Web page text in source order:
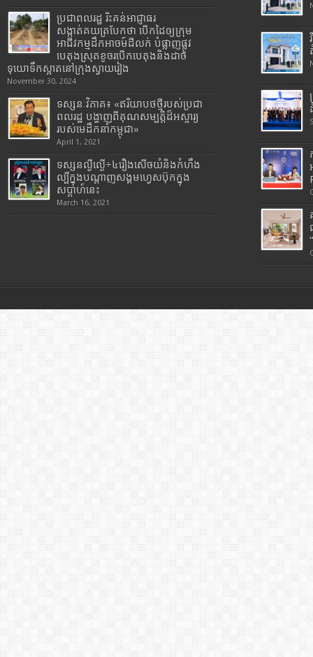
ប្រជាពលរដ្ឋ រិះគន់អាជ្ញាធរ
សង្កាត់គយត្របែកថា បើកដៃឲ្យក្រុម
អាជីវកម្មដឹកអាចម៍ដីលក់ បំផ្លាញផ្លូវ
បេតុងស្រុតខូចរបើកបេតុងនិងដាច់
ទុយោទឹកស្អាតនៅក្រុងស្វាយរៀង
November 30, 2024
ទស្សនៈវិភាគ៖ «ឥរិយាបថថ្មីរបស់ប្រជា
ពលរដ្ឋ បង្ហាញពីគុណសម្បត្តិដ៏អស្ចារ្យ
របស់មេដឹកនាំកម្ពុជា»
April 1, 2021
ទស្សនល្ងីល្ងើ÷៤រឿងសើចយំនិងកំហឹង
ល្បីក្នុងបណ្តាញសង្គមហ្វេសប៊ុកក្នុង
សប្តាហ៍នេះ
March 16, 2021